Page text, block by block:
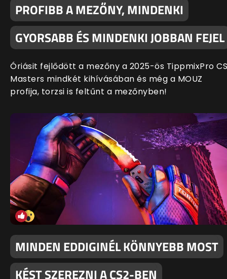
PROFIBB A MEZŐNY, MINDENKI
GYORSABB ÉS MINDENKI JOBBAN FEJEL
Óriásit fejlődött a mezőny a 2025-ös TippmixPro
Masters mindkét kihívásában és még a MOUZ
profija, torzsi is feltűnt a mezőnyben!
MINDEN EDDIGINÉL KÖNNYEBB MOST
KÉST SZEREZNI A CS2-BEN